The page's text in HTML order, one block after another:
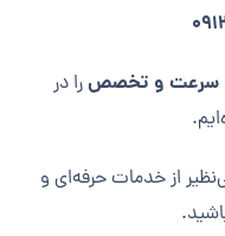
سرعت و تخصصرا در
از خدمات حرفه‌ای و